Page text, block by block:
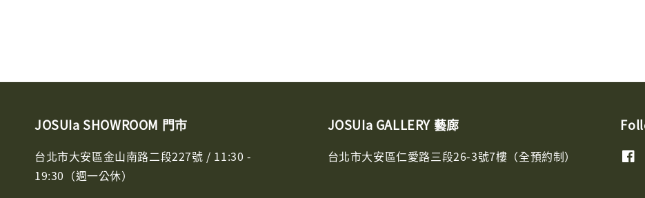
JOSUIa SHOWROOM 門市
台北市大安區金山南路二段227號 / 11:30 -
19:30（週一公休）
JOSUIa GALLERY 藝廊
台北市大安區仁愛路三段26-3號7樓（全預約制）